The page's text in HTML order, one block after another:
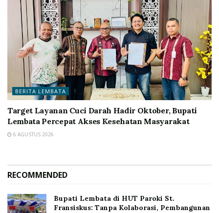
BERITA LEMBATA
Target Layanan Cuci Darah Hadir Oktober, Bupati
Lembata Percepat Akses Kesehatan Masyarakat
6 AGUSTUS 2026
RECOMMENDED
Bupati Lembata di HUT Paroki St.
Fransiskus: Tanpa Kolaborasi, Pembangunan